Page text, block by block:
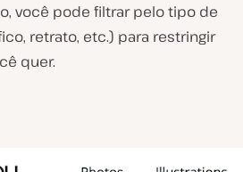
você pode filtrar pelo tipo de
retrato, etc.) para restringir
quer.